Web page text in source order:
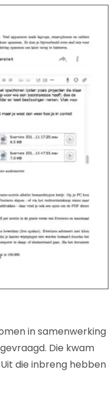
in samenwerking
Die kwam
die inbreng hebben